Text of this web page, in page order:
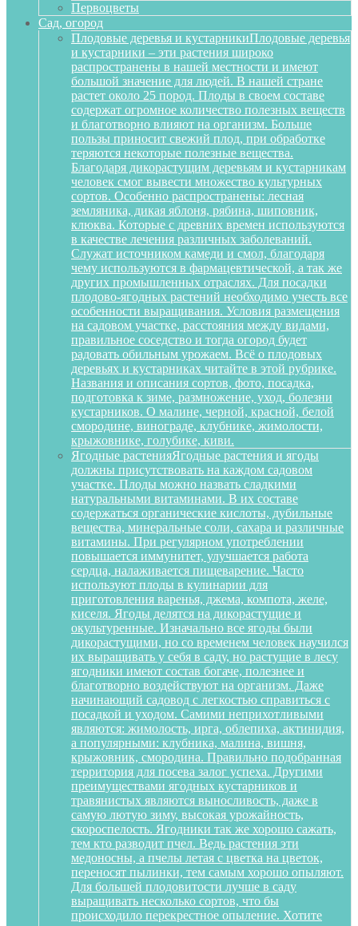
Первоцветы
Сад, огород
Плодовые деревья и кустарникиПлодовые деревья
и кустарники – эти растения широко
распространены в нашей местности и имеют
большой значение для людей. В нашей стране
растет около 25 пород. Плоды в своем составе
содержат огромное количество полезных веществ
и благотворно влияют на организм. Больше
пользы приносит свежий плод, при обработке
теряются некоторые полезные вещества.
Благодаря дикорастущим деревьям и кустарникам
человек смог вывести множество культурных
сортов. Особенно распространены: лесная
земляника, дикая яблоня, рябина, шиповник,
клюква. Которые с древних времен используются
в качестве лечения различных заболеваний.
Служат источником камеди и смол, благодаря
чему используются в фармацевтической, а так же
других промышленных отраслях. Для посадки
плодово-ягодных растений необходимо учесть все
особенности выращивания. Условия размещения
на садовом участке, расстояния между видами,
правильное соседство и тогда огород будет
радовать обильным урожаем. Всё о плодовых
деревьях и кустарниках читайте в этой рубрике.
Названия и описания сортов, фото, посадка,
подготовка к зиме, размножение, уход, болезни
кустарников. О малине, черной, красной, белой
смородине, винограде, клубнике, жимолости,
крыжовнике, голубике, киви.
Ягодные растенияЯгодные растения и ягоды
должны присутствовать на каждом садовом
участке. Плоды можно назвать сладкими
натуральными витаминами. В их составе
содержаться органические кислоты, дубильные
вещества, минеральные соли, сахара и различные
витамины. При регулярном употреблении
повышается иммунитет, улучшается работа
сердца, налаживается пищеварение. Часто
используют плоды в кулинарии для
приготовления варенья, джема, компота, желе,
киселя. Ягоды делятся на дикорастущие и
окультуренные. Изначально все ягоды были
дикорастущими, но со временем человек научился
их выращивать у себя в саду, но растущие в лесу
ягодники имеют состав богаче, полезнее и
благотворно воздействуют на организм. Даже
начинающий садовод с легкостью справиться с
посадкой и уходом. Самими неприхотливыми
являются: жимолость, ирга, облепиха, актинидия,
а популярными: клубника, малина, вишня,
крыжовник, смородина. Правильно подобранная
территория для посева залог успеха. Другими
преимуществами ягодных кустарников и
травянистых являются выносливость, даже в
самую лютую зиму, высокая урожайность,
скороспелость. Ягодники так же хорошо сажать,
тем кто разводит пчел. Ведь растения эти
медоносны, а пчелы летая с цветка на цветок,
переносят пылинки, тем самым хорошо опыляют.
Для большей плодовитости лучше в саду
выращивать несколько сортов, что бы
происходило перекрестное опыление. Хотите